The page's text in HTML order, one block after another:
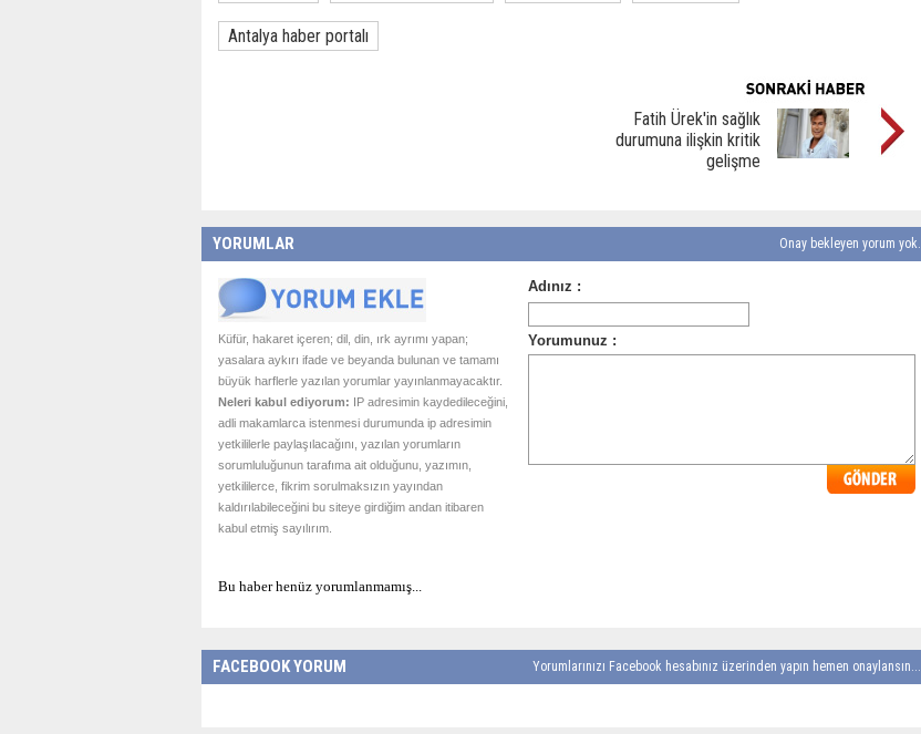
Antalya haber portalı
Fatih Ürek'in sağlık
durumuna ilişkin kritik
gelişme
YORUMLAR Onay bekleyen yorum yok.
Küfür, hakaret içeren; dil, din, ırk ayrımı yapan;
yasalara aykırı ifade ve beyanda bulunan ve tamamı
büyük harflerle yazılan yorumlar yayınlanmayacaktır.
Neleri kabul ediyorum: IP adresimin kaydedileceğini,
adli makamlarca istenmesi durumunda ip adresimin
yetkililerle paylaşılacağını, yazılan yorumların
sorumluluğunun tarafıma ait olduğunu, yazımın,
yetkililerce, fikrim sorulmaksızın yayından
kaldırılabileceğini bu siteye girdiğim andan itibaren
kabul etmiş sayılırım.
Bu haber henüz yorumlanmamış...
FACEBOOK YORUM Yorumlarınızı Facebook hesabınız üzerinden yapın hemen onaylansın...